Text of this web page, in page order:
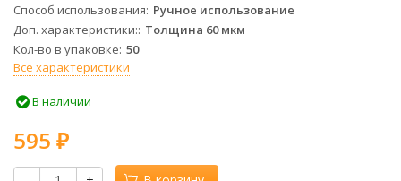
Способ использования Ручное использование
Доп. характеристики: Толщина 60 мкм
Кол-во в упаковке 50
Все характеристики
В наличии
595 ₽